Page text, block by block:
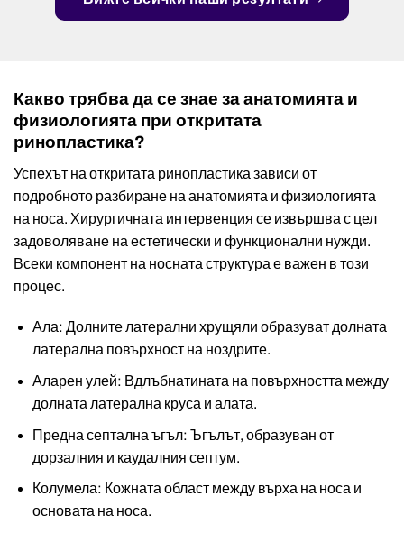
Какво трябва да се знае за анатомията и
физиологията при откритата
ринопластика?
Успехът на откритата ринопластика зависи от
подробното разбиране на анатомията и физиологията
на носа. Хирургичната интервенция се извършва с цел
задоволяване на естетически и функционални нужди.
Всеки компонент на носната структура е важен в този
процес.
Ала: Долните латерални хрущяли образуват долната
латерална повърхност на ноздрите.
Аларен улей: Вдлъбнатината на повърхността между
долната латерална круса и алата.
Предна септална ъгъл: Ъгълът, образуван от
дорзалния и каудалния септум.
Колумела: Кожната област между върха на носа и
основата на носа.